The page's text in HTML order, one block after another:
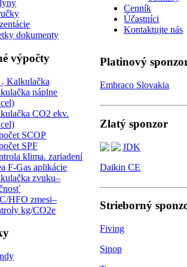
dokumenty
výpočty
Kalkulačka
náplne
CO2 ekv.
SCOP
SPF
klima. zariadení
F-Gas aplikácie
zvuku–
HFO zmesi–
kg/CO2e
Cenník
Účastníci
Kontaktujte nás
Platinový
Embraco Slovakia
Zlatý sponzor
JDK
Daikin CE
Strieborný
Fiving
Sinop